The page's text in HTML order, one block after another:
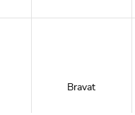
Bravat